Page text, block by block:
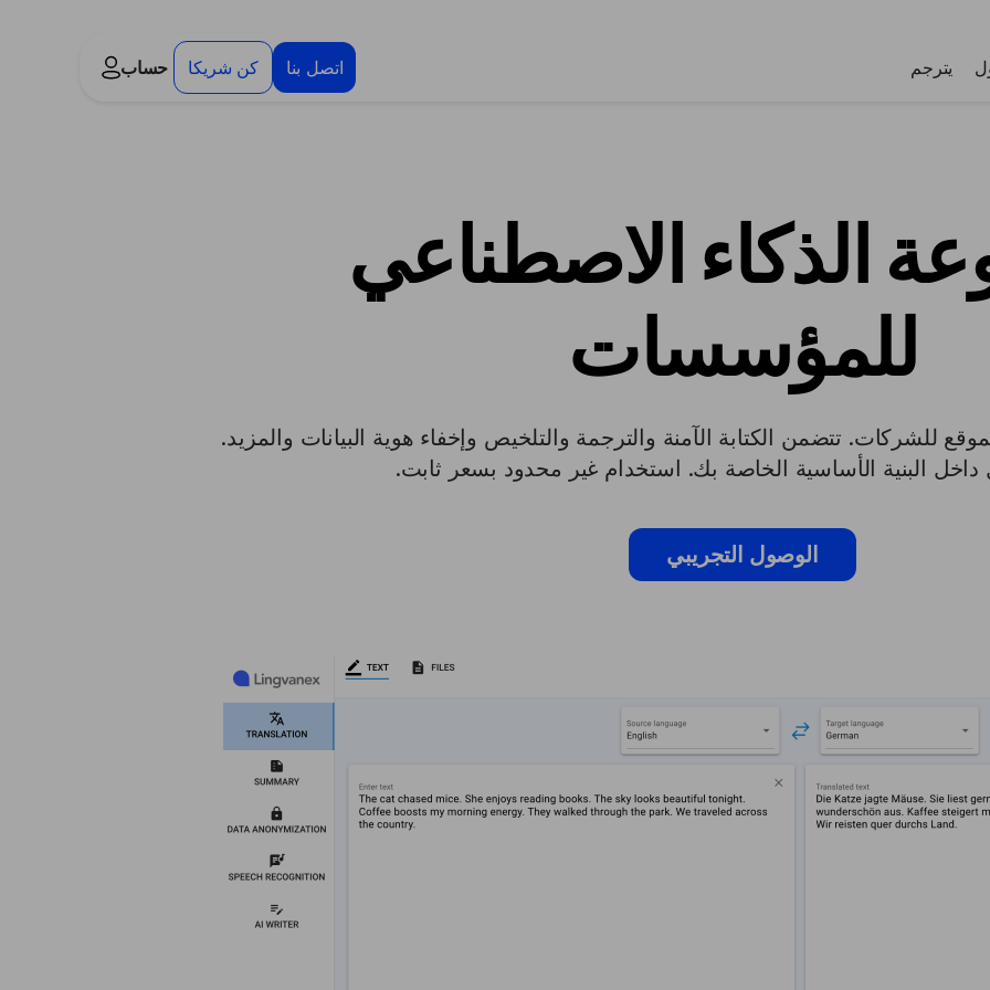
يترجم اتصل بنا كن شريكا حساب
الذكاء الاصطناعي
للمؤسسات
للشركات. تتضمن الكتابة الآمنة والترجمة والتلخيص وإخفاء هوية البيانات والمزيد.
البنية الأساسية الخاصة بك. استخدام غير محدود بسعر ثابت.
الوصول التجريبي